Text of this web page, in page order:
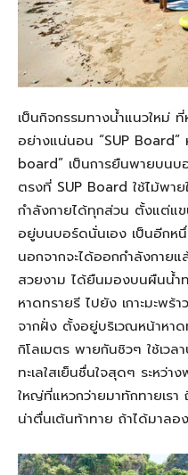
เป็นกิจกรรมทางน้ำแนวใหม่
อย่างแน่นอน “SUP
board” เป็นการยืนพายบน
ตรงที่ SUP Board ใช้ไม้พาย
กำลังกายได้ทุกส่วน ตั้งแต่แ
อยู่บนบอร์ดนั่นเอง เป็นอีก
นอกจากจะได้ออกกำลังกาย
สวยงาม ได้ยืนมองบนผืนน้ำ
หาดทรายรี ไปยัง เกาะมะพร้า
จากฝั่ง ตั้งอยู่บริเวณหน้าหาด
กิโลเมตร พายกันชิวๆ ใช้เวล
ทะเลใสเย็นชื่นใจสุดๆ ระหว่
ใหญ่ที่แหวกว่ายมาทักทายเร
น่าตื่นเต้นท้าทาย ถ้าได้มาล